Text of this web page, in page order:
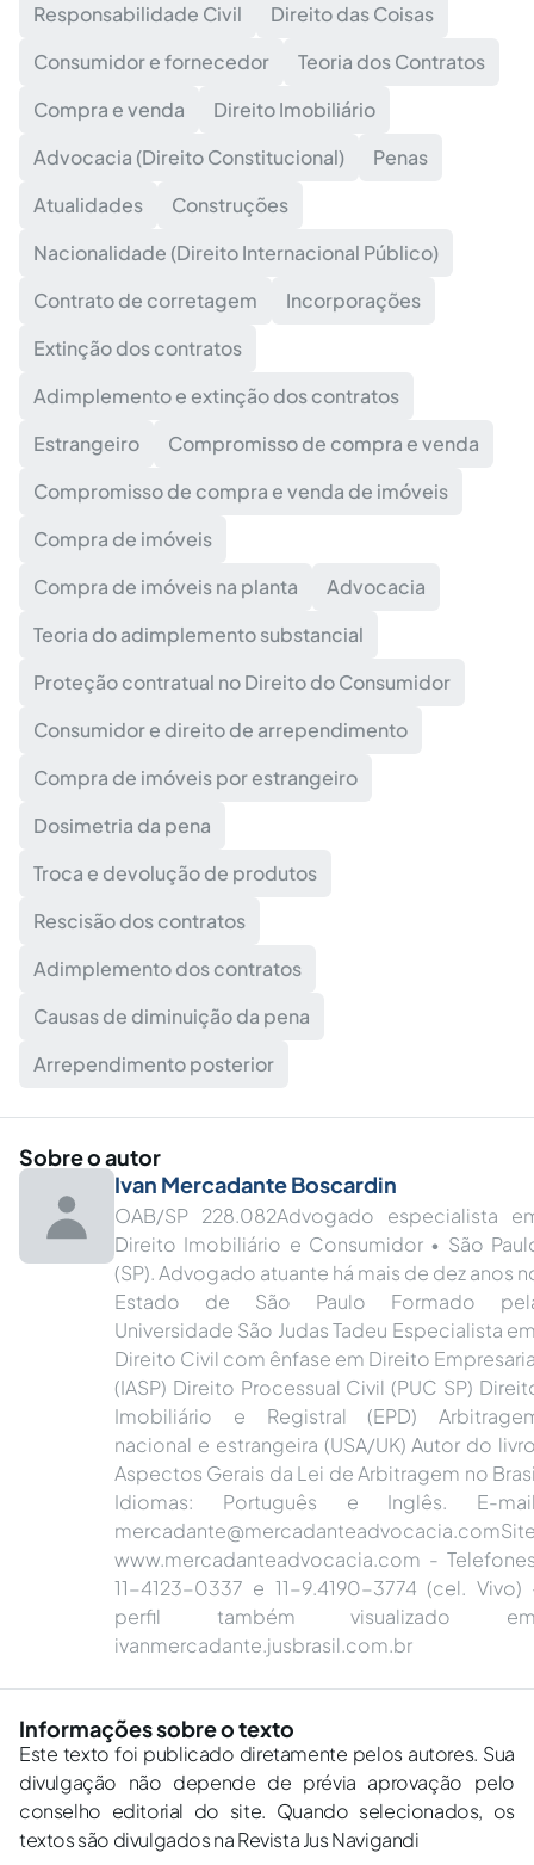
Responsabilidade Civil
Direito das Coisas
Consumidor e fornecedor
Teoria dos Contratos
Compra e venda
Direito Imobiliário
Advocacia (Direito Constitucional)
Penas
Atualidades
Construções
Nacionalidade (Direito Internacional Público)
Contrato de corretagem
Incorporações
Extinção dos contratos
Adimplemento e extinção dos contratos
Estrangeiro
Compromisso de compra e venda
Compromisso de compra e venda de imóveis
Compra de imóveis
Compra de imóveis na planta
Advocacia
Teoria do adimplemento substancial
Proteção contratual no Direito do Consumidor
Consumidor e direito de arrependimento
Compra de imóveis por estrangeiro
Dosimetria da pena
Troca e devolução de produtos
Rescisão dos contratos
Adimplemento dos contratos
Causas de diminuição da pena
Arrependimento posterior
Sobre o autor
Ivan Mercadante Boscardin
OAB/SP 228.082Advogado especialista
Direito Imobiliário e Consumidor • São
(SP). Advogado atuante há mais de dez anos
Estado de São Paulo Formado
Universidade São Judas Tadeu Especialista
Direito Civil com ênfase em Direito
(IASP) Direito Processual Civil (PUC SP)
Imobiliário e Registral (EPD)
nacional e estrangeira (USA/UK) Autor do
Aspectos Gerais da Lei de Arbitragem no
Idiomas: Português e Inglês. E-
www.mercadanteadvocacia.com -
11-4123-0337 e 11-9.4190-3774 (cel. Vivo)
perfil também visualizado
ivanmercadante.jusbrasil.com.br
Informações sobre o texto
Este texto foi publicado diretamente pelos autores. Sua
divulgação não depende de prévia aprovação pelo
conselho editorial do site. Quando selecionados, os
textos são divulgados na Revista Jus Navigandi